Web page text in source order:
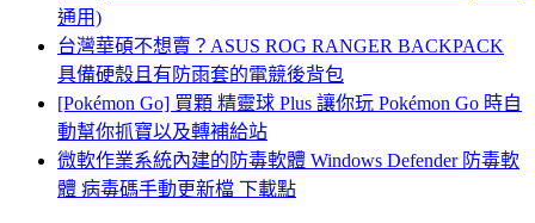
通用)
台灣華碩不想賣？ASUS ROG RANGER BACKPACK
具備硬殼且有防雨套的電競後背包
[Pokémon Go] 買顆 精靈球 Plus 讓你玩 Pokémon Go 時自
動幫你抓寶以及轉補給站
微軟作業系統內建的防毒軟體 Windows Defender 防毒軟
體 病毒碼手動更新檔 下載點